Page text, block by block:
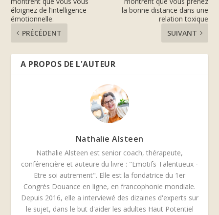
éloignez de l’intelligence
émotionnelle.
PRÉCÉDENT
la bonne distance dans une
relation toxique
SUIVANT
A PROPOS DE L'AUTEUR
Nathalie Alsteen
Nathalie Alsteen est senior coach, thérapeute,
conférencière et auteure du livre : "Emotifs Talentueux -
Etre soi autrement". Elle est la fondatrice du 1er
Congrès Douance en ligne, en francophonie mondiale.
Depuis 2016, elle a interviewé des dizaines d'experts sur
le sujet, dans le but d'aider les adultes Haut Potentiel